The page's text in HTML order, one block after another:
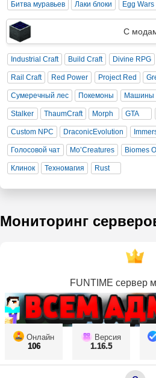
Битва муравьев Лаки блоки Egg Wars
С
Industrial Craft Build Craft Divine RPG
Rail Craft Red Power Project Red
Сумеречный лес Покемоны Машины
Stalker ThaumCraft Morph GTA
Custom NPC DraconicEvolution
Голосовой чат Mo’Creatures Biomes
Клинок Техномагия Rust
Мониторинг
FUNTIME сервер
Онлайн
106
Версия
1.16.5